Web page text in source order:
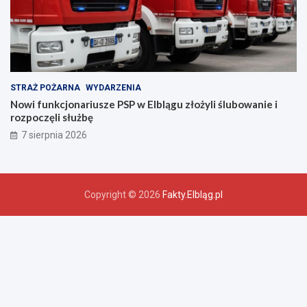
STRAŻ POŻARNA WYDARZENIA
Nowi funkcjonariusze PSP w Elblągu złożyli ślubowanie i
rozpoczęli służbę
7 sierpnia 2026
Copyright © 2026 Fakty.Elbląg.pl